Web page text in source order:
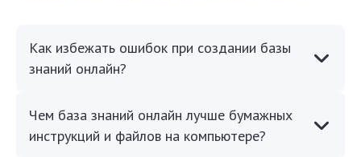
Как избежать ошибок при создании базы
знаний онлайн?
Чем база знаний онлайн лучше бумажных
инструкций и файлов на компьютере?